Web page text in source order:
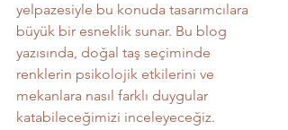
yelpazesiyle bu konuda tasarımcılara
büyük bir esneklik sunar. Bu blog
yazısında, doğal taş seçiminde
renklerin psikolojik etkilerini ve
mekanlara nasıl farklı duygular
katabileceğimizi inceleyeceğiz.